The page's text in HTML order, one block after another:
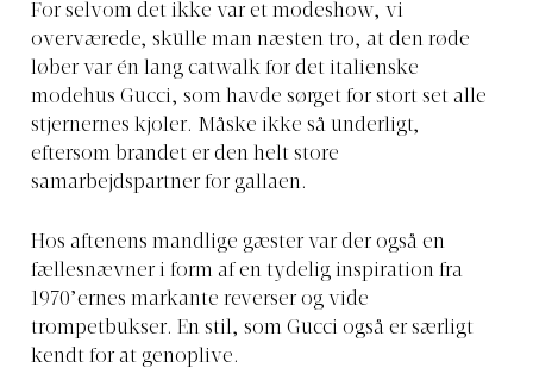
For selvom det ikke var et modeshow, vi
overværede, skulle man næsten tro, at den røde
løber var én lang catwalk for det italienske
modehus Gucci, som havde sørget for stort set alle
stjernernes kjoler. Måske ikke så underligt,
eftersom brandet er den helt store
samarbejdspartner for gallaen.
Hos aftenens mandlige gæster var der også en
fællesnævner i form af en tydelig inspiration fra
1970’ernes markante reverser og vide
trompetbukser. En stil, som Gucci også er særligt
kendt for at genoplive.